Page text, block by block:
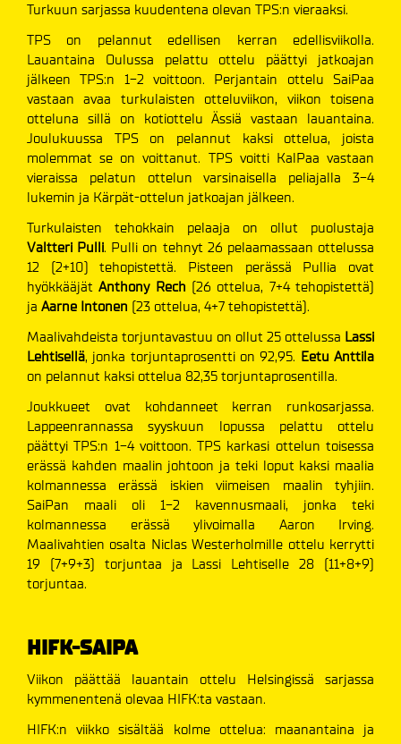
Turkuun sarjassa kuudentena olevan TPS:n vieraaksi.
TPS on pelannut edellisen kerran edellisviikolla.
Lauantaina Oulussa pelattu ottelu päättyi jatkoajan
jälkeen TPS:n 1-2 voittoon. Perjantain ottelu SaiPaa
vastaan avaa turkulaisten otteluviikon, viikon toisena
otteluna sillä on kotiottelu Ässiä vastaan lauantaina.
Joulukuussa TPS on pelannut kaksi ottelua, joista
molemmat se on voittanut. TPS voitti KalPaa vastaan
vieraissa pelatun ottelun varsinaisella peliajalla 3-4
lukemin ja Kärpät-ottelun jatkoajan jälkeen.
Turkulaisten tehokkain pelaaja on ollut puolustaja
Valtteri Pulli. Pulli on tehnyt 26 pelaamassaan ottelussa
12 (2+10) tehopistettä. Pisteen perässä Pullia ovat
hyökkääjätAnthony Rech (26 ottelua, 7+4 tehopistettä)
ja Aarne Intonen (23 ottelua, 4+7 tehopistettä).
Maalivahdeista torjuntavastuu on ollut 25 ottelussa Lassi
Lehtisellä, jonka torjuntaprosentti on 92,95. Eetu Anttila
on pelannut kaksi ottelua 82,35 torjuntaprosentilla.
Joukkueet ovat kohdanneet kerran runkosarjassa.
Lappeenrannassa syyskuun lopussa pelattu ottelu
päättyi TPS:n 1-4 voittoon. TPS karkasi ottelun toisessa
erässä kahden maalin johtoon ja teki loput kaksi maalia
kolmannessa erässä iskien viimeisen maalin tyhjiin.
SaiPan maali oli 1-2 kavennusmaali, jonka teki
kolmannessa erässä ylivoimalla Aaron Irving.
Maalivahtien osalta Niclas Westerholmille ottelu kerrytti
19 (7+9+3) torjuntaa ja Lassi Lehtiselle 28 (11+8+9)
torjuntaa.
HIFK-SAIPA
Viikon päättää lauantain ottelu Helsingissä sarjassa
kymmenentenä olevaa HIFK:ta vastaan.
HIFK:n viikko sisältää kolme ottelua: maanantaina ja